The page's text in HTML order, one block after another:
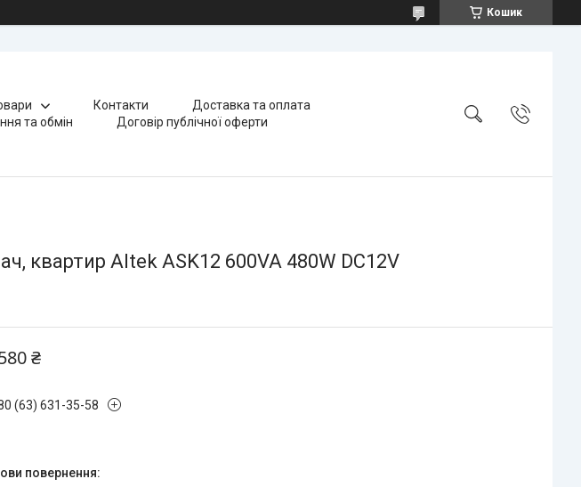
Кошик
Контакти
Доставка та оплата
та обмін
Договір публічної оферти
квартир Altek ASK12 600VA 480W DC12V
₴
(63) 631-35-58